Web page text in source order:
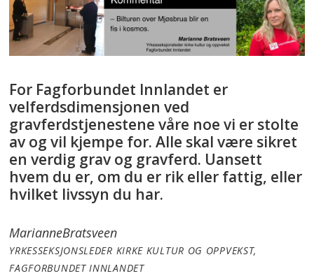
For Fagforbundet Innlandet er
velferdsdimensjonen ved
gravferdstjenestene våre noe vi er stolte
av og vil kjempe for. Alle skal være sikret
en verdig grav og gravferd. Uansett
hvem du er, om du er rik eller fattig, eller
hvilket livssyn du har.
MarianneBratsveen
YRKESSEKSJONSLEDER KIRKE KULTUR OG OPPVEKST,
FAGFORBUNDET INNLANDET